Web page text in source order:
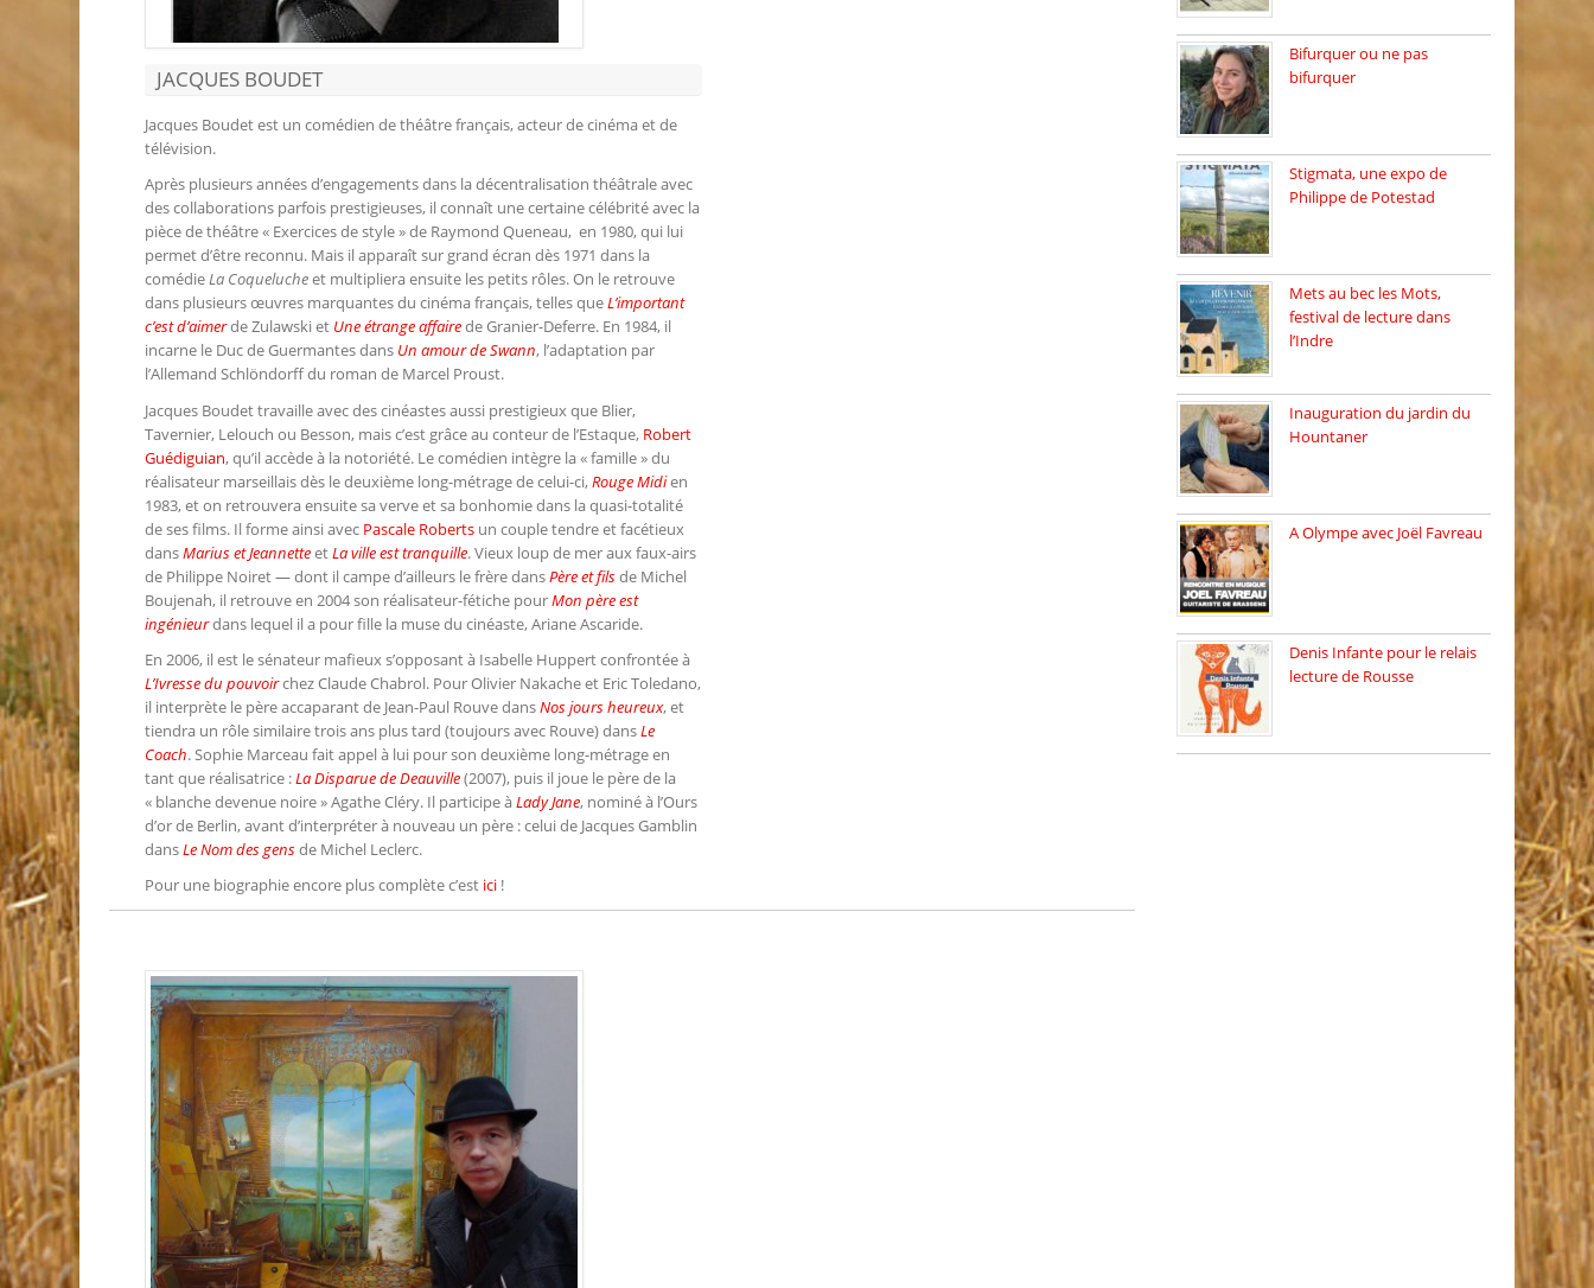
JACQUES BOUDET
Jacques Boudet est un comédien de théâtre français, acteur de cinéma et de
télévision.
Après plusieurs années d’engagements dans la décentralisation théâtrale avec
des collaborations parfois prestigieuses, il connaît une certaine célébrité avec la
pièce de théâtre « Exercices de style » de Raymond Queneau, en 1980, qui lui
permet d’être reconnu. Mais il apparaît sur grand écran dès 1971 dans la
comédieLa Coquelucheet multipliera ensuite les petits rôles. On le retrouve
dans plusieurs œuvres marquantes du cinéma français, telles queL’important
c’est d’aimerde Zulawski et Une étrange affairede Granier-Deferre. En 1984, il
incarne le Duc de Guermantes dans Un amour de Swann, l’adaptation par
l’Allemand Schlöndorff du roman de Marcel Proust.
Jacques Boudet travaille avec des cinéastes aussi prestigieux que Blier,
Tavernier, Lelouch ou Besson, mais c’est grâce au conteur de l’Estaque, Robert
Guédiguian, qu’il accède à la notoriété. Le comédien intègre la « famille » du
réalisateur marseillais dès le deuxième long-métrage de celui-ci,Rouge Midien
1983, et on retrouvera ensuite sa verve et sa bonhomie dans la quasi-totalité
de ses films. Il forme ainsi avec Pascale Roberts un couple tendre et facétieux
dansMarius et JeannetteetLa ville est tranquille. Vieux loup de mer aux faux-airs
de Philippe Noiret — dont il campe d’ailleurs le frère dansPère et filsde Michel
Boujenah, il retrouve en 2004 son réalisateur-fétiche pourMon père est
ingénieurdans lequel il a pour fille la muse du cinéaste, Ariane Ascaride.
En 2006, il est le sénateur mafieux s’opposant à Isabelle Huppert confrontée à
L’Ivresse du pouvoirchez Claude Chabrol. Pour Olivier Nakache et Eric Toledano,
il interprète le père accaparant de Jean-Paul Rouve dansNos jours heureux, et
tiendra un rôle similaire trois ans plus tard (toujours avec Rouve) dansLe
Coach. Sophie Marceau fait appel à lui pour son deuxième long-métrage en
tant que réalisatrice :La Disparue de Deauville(2007), puis il joue le père de la
« blanche devenue noire » Agathe Cléry. Il participe àLady Jane, nominé à l’Ours
d’or de Berlin, avant d’interpréter à nouveau un père : celui de Jacques Gamblin
dansLe Nom des gensde Michel Leclerc.
Pour une biographie encore plus complète c’est ici !
Bifurquer ou ne pas
bifurquer
Stigmata, une expo de
Philippe de Potestad
Mets au bec les Mots,
festival de lecture dans
l’Indre
Inauguration du jardin du
Hountaner
A Olympe avec Joël Favreau
Denis Infante pour le relais
lecture de Rousse